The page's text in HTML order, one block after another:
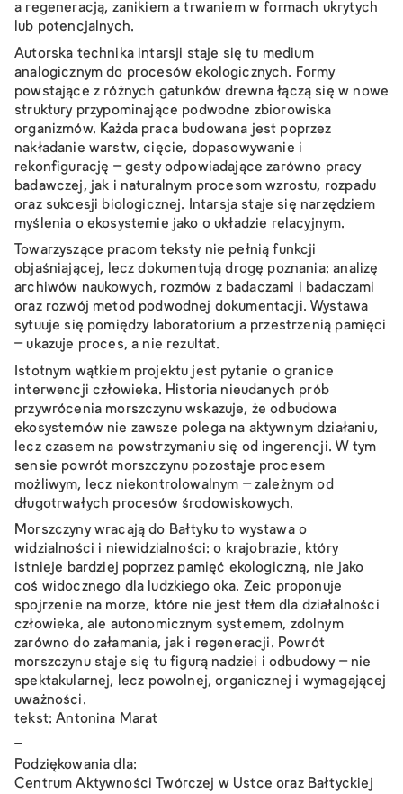
a regeneracją, zanikiem a trwaniem w formach ukrytych
lub potencjalnych.
Autorska technika intarsji staje się tu medium
analogicznym do procesów ekologicznych. Formy
powstające z różnych gatunków drewna łączą się w nowe
struktury przypominające podwodne zbiorowiska
organizmów. Każda praca budowana jest poprzez
nakładanie warstw, cięcie, dopasowywanie i
rekonfigurację – gesty odpowiadające zarówno pracy
badawczej, jak i naturalnym procesom wzrostu, rozpadu
oraz sukcesji biologicznej. Intarsja staje się narzędziem
myślenia o ekosystemie jako o układzie relacyjnym.
Towarzyszące pracom teksty nie pełnią funkcji
objaśniającej, lecz dokumentują drogę poznania: analizę
archiwów naukowych, rozmów z badaczami i badaczami
oraz rozwój metod podwodnej dokumentacji. Wystawa
sytuuje się pomiędzy laboratorium a przestrzenią pamięci
– ukazuje proces, a nie rezultat.
Istotnym wątkiem projektu jest pytanie o granice
interwencji człowieka. Historia nieudanych prób
przywrócenia morszczynu wskazuje, że odbudowa
ekosystemów nie zawsze polega na aktywnym działaniu,
lecz czasem na powstrzymaniu się od ingerencji. W tym
sensie powrót morszczynu pozostaje procesem
możliwym, lecz niekontrolowalnym – zależnym od
długotrwałych procesów środowiskowych.
Morszczyny wracają do Bałtykuto wystawa o
widzialności i niewidzialności: o krajobrazie, który
istnieje bardziej poprzez pamięć ekologiczną, nie jako
coś widocznego dla ludzkiego oka. Zeic proponuje
spojrzenie na morze, które nie jest tłem dla działalności
człowieka, ale autonomicznym systemem, zdolnym
zarówno do załamania, jak i regeneracji. Powrót
morszczynu staje się tu figurą nadziei i odbudowy – nie
spektakularnej, lecz powolnej, organicznej i wymagającej
uważności.
tekst: Antonina Marat
Podziękowania dla:
Centrum Aktywności Twórczej w Ustce oraz Bałtyckiej